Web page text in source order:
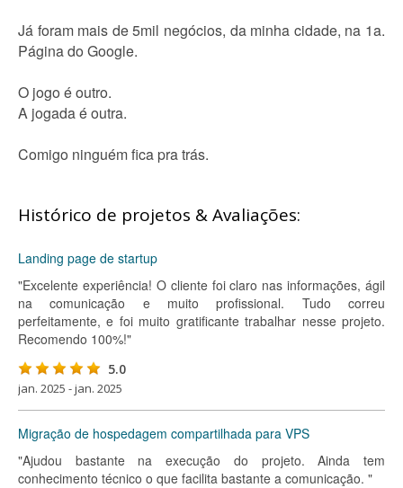
Já foram mais de 5mil negócios, da minha cidade, na 1a.
Página do Google.
O jogo é outro.
A jogada é outra.
Comigo ninguém fica pra trás.
Histórico de projetos & Avaliações:
Landing page de startup
"Excelente experiência! O cliente foi claro nas informações, ágil
na comunicação e muito profissional. Tudo correu
perfeitamente, e foi muito gratificante trabalhar nesse projeto.
Recomendo 100%!"
5.0
jan. 2025 - jan. 2025
Migração de hospedagem compartilhada para VPS
"Ajudou bastante na execução do projeto. Ainda tem
conhecimento técnico o que facilita bastante a comunicação. "